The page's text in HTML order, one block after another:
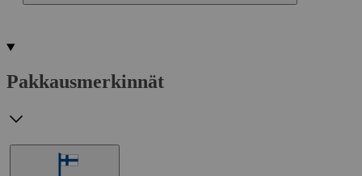
Pakkausmerkinnät